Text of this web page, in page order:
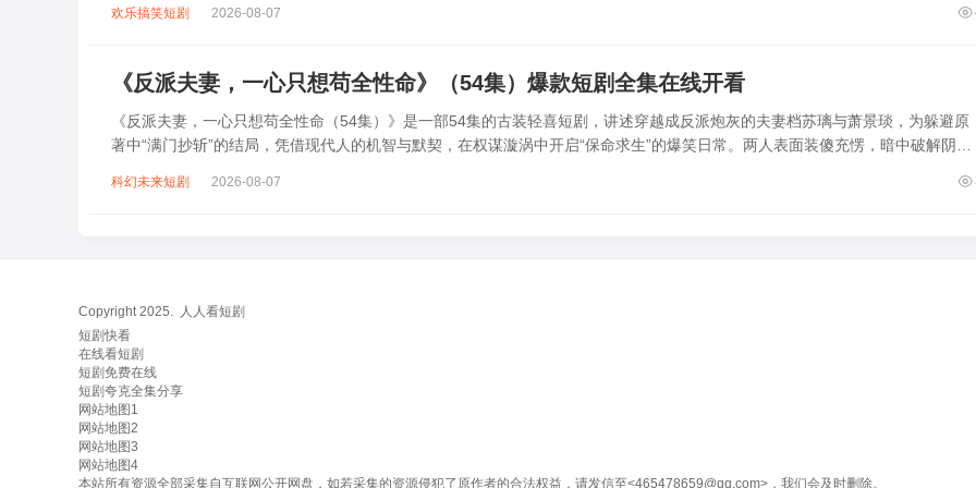
欢乐搞笑短剧 2026-08-07
《反派夫妻，一心只想苟全性命》（54集）爆款短剧全集在线开看
《反派夫妻，一心只想苟全性命（54集）》是一部54集的古装轻喜短剧，讲述穿越成反派炮灰的夫妻档苏璃与萧景琰，为躲避原
著中“满门抄斩”的结局，凭借现代人的机智与默契，在权谋漩涡中开启“保命求生”的爆笑日常。两人表面装傻充愣，暗中破解阴
科幻未来短剧 2026-08-07
Copyright 2025. 人人看短剧
短剧快看
在线看短剧
短剧免费在线
短剧夸克全集分享
网站地图1
网站地图2
网站地图3
网站地图4
本站所有资源全部采集自互联网公开网盘，如若采集的资源侵犯了原作者的合法权益，请发信至<465478659@qq.com>，我们会及时删除。